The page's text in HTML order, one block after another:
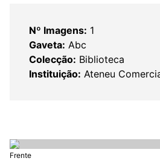
Nº Imagens: 1
Gaveta: Abc
Colecção: Biblioteca
Instituição: Ateneu
Frente